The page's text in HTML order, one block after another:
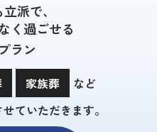
派で、
く過ごせる
ラン
家族葬
など
ていただきます。